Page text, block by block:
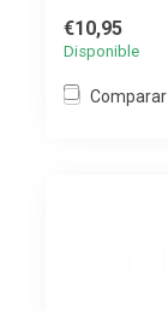
€10,95
Disponible
Comparar